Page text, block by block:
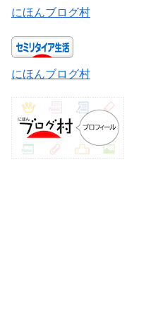
にほんブログ村
にほんブログ村